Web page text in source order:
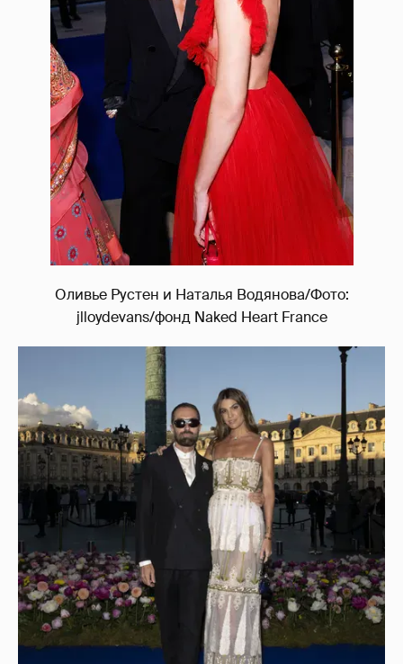
Оливье Рустен и Наталья Водянова/Фото:
jlloydevans/фонд Naked Heart France